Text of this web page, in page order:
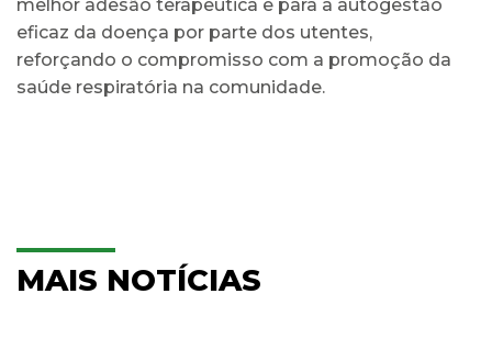
melhor adesão terapêutica e para a autogestão
eficaz da doença por parte dos utentes,
reforçando o compromisso com a promoção da
saúde respiratória na comunidade.
MAIS NOTÍCIAS